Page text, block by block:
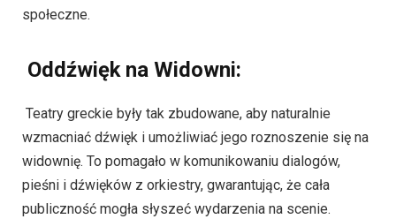
społeczne.
Oddźwięk na Widowni:
Teatry greckie były tak zbudowane, aby naturalnie
wzmacniać dźwięk i umożliwiać jego roznoszenie się na
widownię. To pomagało w komunikowaniu dialogów,
pieśni i dźwięków z orkiestry, gwarantując, że cała
publiczność mogła słyszeć wydarzenia na scenie.